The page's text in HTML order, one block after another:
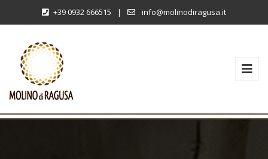
+39 0932 666515 | info@molinodiragusa.it